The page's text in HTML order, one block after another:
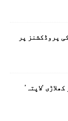
پروڈکشنز پر
‘لاپتہ’